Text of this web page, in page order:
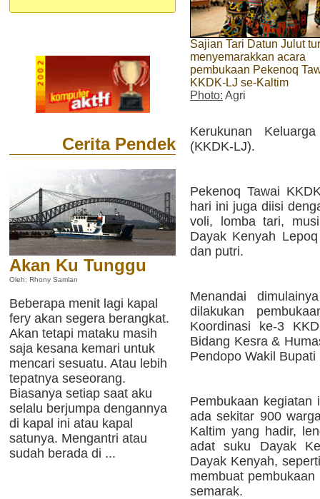
Cerita Pendek
Akan Ku Tunggu
Oleh: Rhony Samlan
Beberapa menit lagi kapal
fery akan segera berangkat.
Akan tetapi mataku masih
saja kesana kemari untuk
mencari sesuatu. Atau lebih
tepatnya seseorang.
Biasanya setiap saat aku
selalu berjumpa dengannya
di kapal ini atau kapal
satunya. Mengantri atau
sudah berada di ...
Sajian Tari Datun Julut
menyemarakkan acara
pembukaan Pekenoq
KKDK-LJ se-Kaltim
Photo: Agri
Kerukunan
(KKDK-LJ).
Pekenoq Tawai
hari ini juga diisi
voli, lomba tari,
Dayak Kenyah
dan putri.
Menandai
dilakukan
Koordinasi ke-3
Bidang Kesra &
Pendopo Wakil Bupati
Pembukaan kegiatan
ada sekitar 900
Kaltim yang hadir,
adat suku Dayak
Dayak Kenyah,
membuat
semarak.